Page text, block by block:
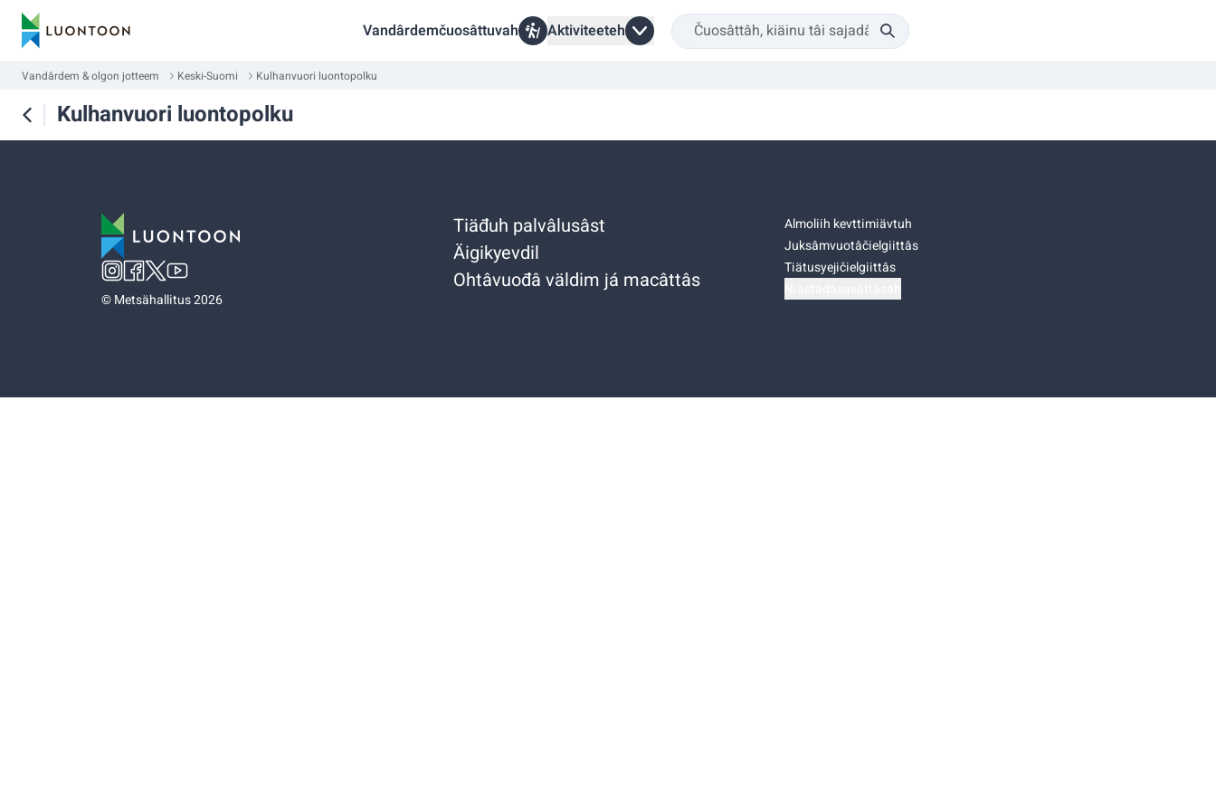
Vandârdemčuosâttuvah Aktiviteeteh
Vandârdem & olgon jotteem Keski-Suomi Kulhanvuori luontopolku
Kulhanvuori luontopolku
©Metsähallitus 2026
Tiäđuh palvâlusâst
Äigikyevdil
Ohtâvuođâ väldim já macâttâs
Almoliih kevttimiävtuh
Juksâmvuotâčielgiittâs
Tiätusyejičielgiittâs